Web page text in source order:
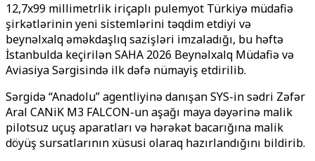
12,7x99 millimetrlik iriçaplı pulemyot Türkiyə müdafiə
şirkətlərinin yeni sistemlərini təqdim etdiyi və
beynəlxalq əməkdaşlıq sazişləri imzaladığı, bu həftə
İstanbulda keçirilən SAHA 2026 Beynəlxalq Müdafiə və
Aviasiya Sərgisində ilk dəfə nümayiş etdirilib.
Sərgidə “Anadolu” agentliyinə danışan SYS-in sədri Zəfər
Aral CANiK M3 FALCON-un aşağı maya dəyərinə malik
pilotsuz uçuş aparatları və hərəkət bacarığına malik
döyüş sursatlarının xüsusi olaraq hazırlandığını bildirib.